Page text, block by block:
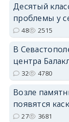
Десятый
проблемы у
48 2515
В
центра
32 4780
Возле
появятся
27 3681